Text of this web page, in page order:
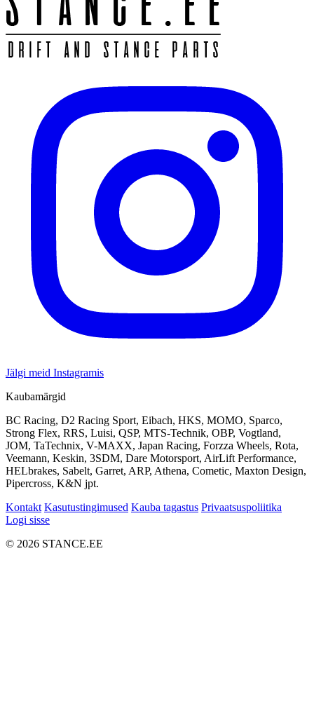
Jälgi meid Instagramis
Kaubamärgid
BC Racing, D2 Racing Sport, Eibach, HKS, MOMO, Sparco,
Strong Flex, RRS, Luisi, QSP, MTS-Technik, OBP, Vogtland,
JOM, TaTechnix, V-MAXX, Japan Racing, Forzza Wheels, Rota,
Veemann, Keskin, 3SDM, Dare Motorsport, AirLift Performance,
HELbrakes, Sabelt, Garret, ARP, Athena, Cometic, Maxton Design,
Pipercross, K&N jpt.
Kontakt Kasutustingimused Kauba tagastus Privaatsuspoliitika
Logi sisse
© 2026 STANCE.EE